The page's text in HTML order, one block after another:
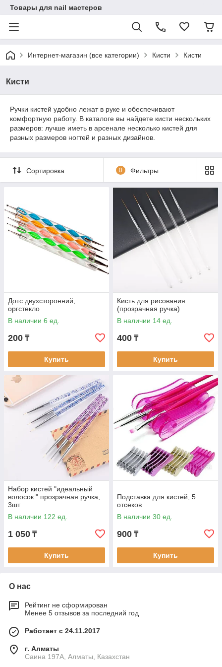
Товары для nail мастеров
Интернет-магазин (все категории) Кисти Кисти
Кисти
Ручки кистей удобно лежат в руке и обеспечивают
комфортную работу. В каталоге вы найдете кисти нескольких
размеров: лучше иметь в арсенале несколько кистей для
разных размеров ногтей и разных дизайнов.
Сортировка 0 Фильтры
Дотс двухсторонний,
оргстекло
В наличии 6 ед.
200 ₸
Купить
Кисть для рисования
(прозрачная ручка)
В наличии 14 ед.
400 ₸
Купить
Набор кистей "идеальный
волосок " прозрачная ручка,
3шт
В наличии 122 ед.
1 050 ₸
Купить
Подставка для кистей, 5
отсеков
В наличии 30 ед.
900 ₸
Купить
О нас
Рейтинг не сформирован
Менее 5 отзывов за последний год
Работает с 24.11.2017
г. Алматы
Саина 197А, Алматы, Казахстан